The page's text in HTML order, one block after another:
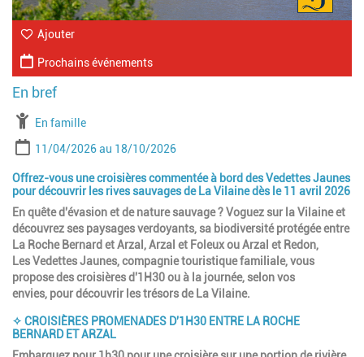
Ajouter
Prochains événements
À partir de
En famille
Période
Date de début
11/04/2026 Date de fin
18/10/2026
Offrez-vous une croisières commentée à bord des Vedettes Jaunes
pour découvrir les rives sauvages de La Vilaine dès le 11 avril 2026
En quête d'évasion et de nature sauvage ? Voguez sur la Vilaine et
découvrez ses paysages verdoyants, sa biodiversité protégée entre
La Roche Bernard et Arzal, Arzal et Foleux ou Arzal et Redon,
Les Vedettes Jaunes, compagnie touristique familiale, vous
propose des croisières d'1H30 ou à la journée, selon vos
envies, pour découvrir les trésors de La Vilaine.
✧ CROISIÈRES PROMENADES D'1H30 ENTRE LA ROCHE
BERNARD ET ARZAL